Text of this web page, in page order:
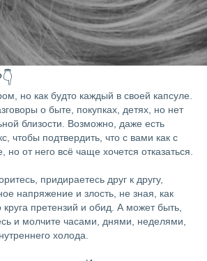
но как будто каждый в своей капсуле.
о быте, покупках, детях, но нет
близости. Возможно, даже есть
чтобы подтвердить, что с вами как с
но от него всё чаще хочется отказаться.
придираетесь друг к другу,
напряжение и злость, не зная, как
круга претензий и обид. А может быть,
и молчите часами, днями, неделями,
холода.